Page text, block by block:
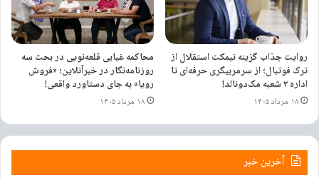
۲۵۷ ۲۵۱
برچسب ها تیم ملی امید
روایت جذاب گزینه نیمکت استقلال از
ترک فوتبال؛ از سرمربیگری حرفه‌ای تا
اداره ۳ شعبه مک‌دونالد!
۱۸ مرداد ۱۴۰۵
محاکمه غیابی قلعه‌نویی در بحث سه
روزنامه‌نگار در خبرآنلاین؛ «فروش
رویا» به جای دستاورد واقعی!
۱۸ مرداد ۱۴۰۵
آخرین خبر